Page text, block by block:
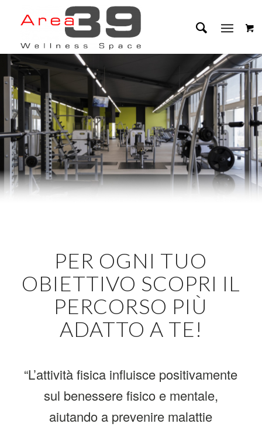
PER OGNI TUO
OBIETTIVO SCOPRI IL
PERCORSO PIÙ
ADATTO A TE!
“L’attività fisica influisce positivamente
sul benessere fisico e mentale,
aiutando a prevenire malattie